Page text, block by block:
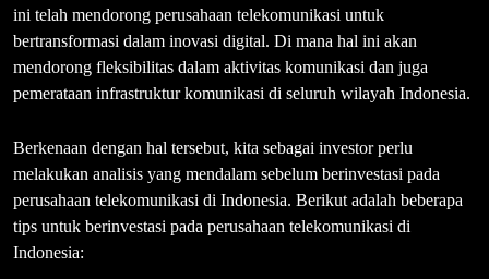
ini telah mendorong perusahaan telekomunikasi untuk
bertransformasi dalam inovasi digital. Di mana hal ini akan
mendorong fleksibilitas dalam aktivitas komunikasi dan juga
pemerataan infrastruktur komunikasi di seluruh wilayah Indonesia.
Berkenaan dengan hal tersebut, kita sebagai investor perlu
melakukan analisis yang mendalam sebelum berinvestasi pada
perusahaan telekomunikasi di Indonesia. Berikut adalah beberapa
tips untuk berinvestasi pada perusahaan telekomunikasi di
Indonesia: